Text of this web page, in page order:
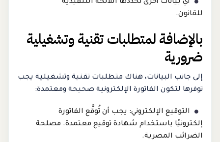
أي بيانات أخرى تحددها اللائحة التنفيذية
للقانون.
بالإضافة لمتطلبات تقنية وتشغيلية
ضرورية
إلى جانب البيانات، هناك متطلبات تقنية وتشغيلية يجب
توفرها لتكون الفاتورة الإلكترونية صحيحة ومعتمدة:
التوقيع الإلكتروني: يجب أن تُوقَّع الفاتورة
إلكترونيًا باستخدام شهادة توقيع معتمدة. مصلحة
الضرائب المصرية.